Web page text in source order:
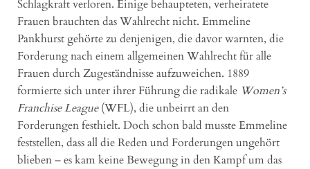
Schlagkraft verloren. Einige behaupteten, verheiratete
Frauen brauchten das Wahlrecht nicht. Emmeline
Pankhurst gehörte zu denjenigen, die davor warnten, die
Forderung nach einem allgemeinen Wahlrecht für alle
Frauen durch Zugeständnisse aufzuweichen. 1889
formierte sich unter ihrer Führung die radikale Women’s
Franchise League(WFL), die unbeirrt an den
Forderungen festhielt. Doch schon bald musste Emmeline
feststellen, dass all die Reden und Forderungen ungehört
blieben – es kam keine Bewegung in den Kampf um das